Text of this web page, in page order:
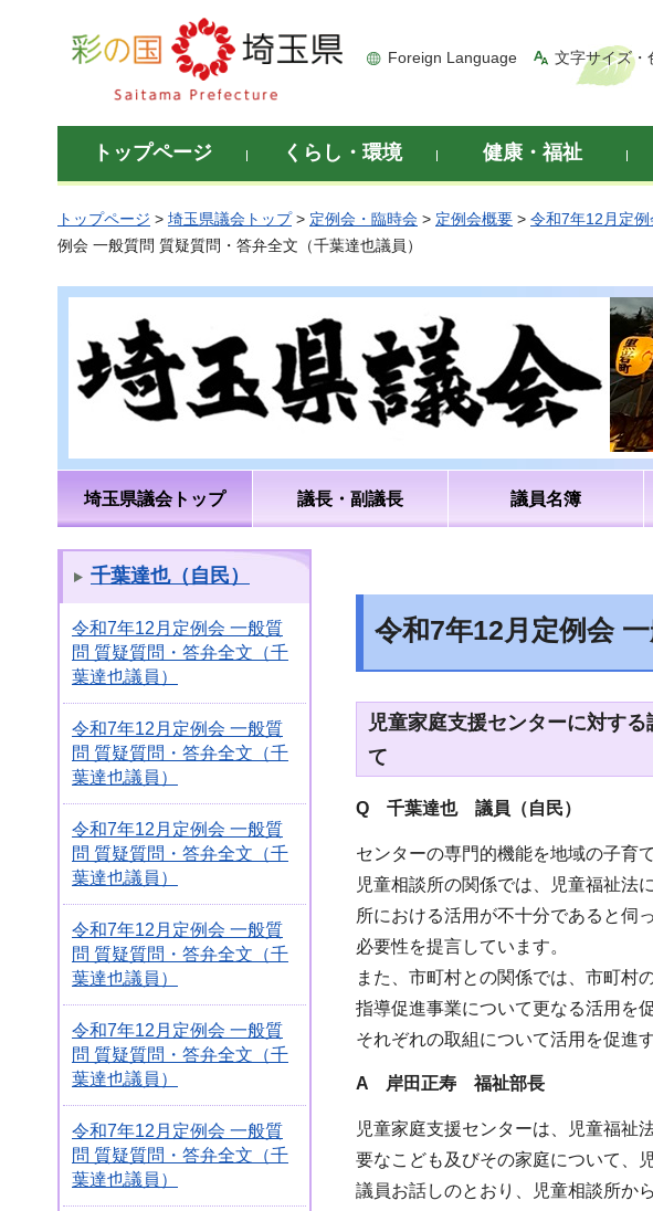
彩の国 埼玉県
Foreign Language 文字サイズ・
トップページ くらし・環境 健康・福祉
トップページ > 埼玉県議会トップ> 定例会・臨時会 > 定例会概要 > 令和7年12月定例
例会 一般質問 質疑質問・答弁全文（千葉達也議員）
埼玉県議会トップ 議長・副議長 議員名簿
千葉達也（自民）
令和7年12月定例会 一般質
問 質疑質問・答弁全文（千
葉達也議員）
令和7年12月定例会 一般質
問 質疑質問・答弁全文（千
葉達也議員）
令和7年12月定例会 一般質
問 質疑質問・答弁全文（千
葉達也議員）
令和7年12月定例会 一般質
問 質疑質問・答弁全文（千
葉達也議員）
令和7年12月定例会 一般質
問 質疑質問・答弁全文（千
葉達也議員）
令和7年12月定例会 一般質
問 質疑質問・答弁全文（千
葉達也議員）
令和7年12月定例会
児童家庭支援センターに対す
て
Q 千葉達也 議員（自民）
センターの専門的機能を地域の子育
児童相談所の関係では、児童福祉法
所における活用が不十分であると伺
必要性を提言しています。
また、市町村との関係では、市町村
指導促進事業について更なる活用を
それぞれの取組について活用を促進
A 岸田正寿 福祉部長
児童家庭支援センターは、児童福祉
要なこども及びその家庭について、
議員お話しのとおり、児童相談所か